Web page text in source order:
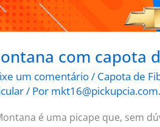
com capota
um comentário/ Capota de
/ Por
é uma picape que, sem